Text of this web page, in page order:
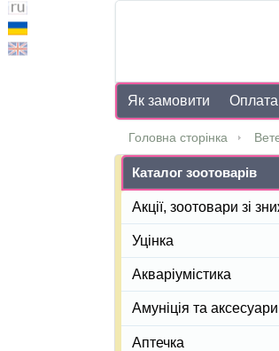
Як замовити Оплата
Головна сторінка
Каталог зоотоварів
Акції, зоотовари зі
Уцінка
Акваріумістика
Амуніція та аксесуари
Аптечка